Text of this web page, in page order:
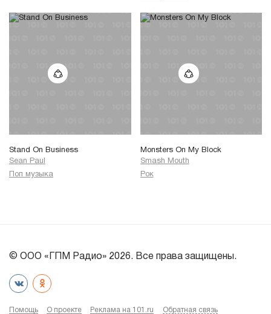
Stand On Business
Sean Paul
Поп музыка
Monsters On My Block
Smash Mouth
Рок
© ООО «ГПМ Радио» 2026. Все права защищены.
Помощь О проекте Реклама на 101.ru Обратная связь